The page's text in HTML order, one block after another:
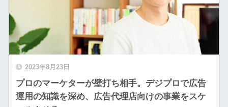
2023年8月23日
プロのマーケターが壁打ち相手。デジプロで広告
運用の知識を深め、広告代理店向けの事業をスケ